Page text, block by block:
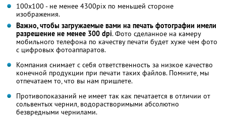
100х100 - не менее 4300pix по меньшей стороне
изображения.
Важно, чтобы загружаемые вами на печать фотографии имели
разрешение не менее 300 dpi. Фото сделанное на камеру
мобильного телефона по качеству печати будет хуже чем фото
с цифровых фотоаппаратов.
Компания снимает с себя ответственность за низкое качество
конечной продукции при печати таких файлов. Помните, мы
отпечатаем то, что вы нам пришлете.
Противопоказаний не имеет так как печатается в отличии от
сольвентых чернил, водорастворимыми абсолютно
безвредными чернилами.